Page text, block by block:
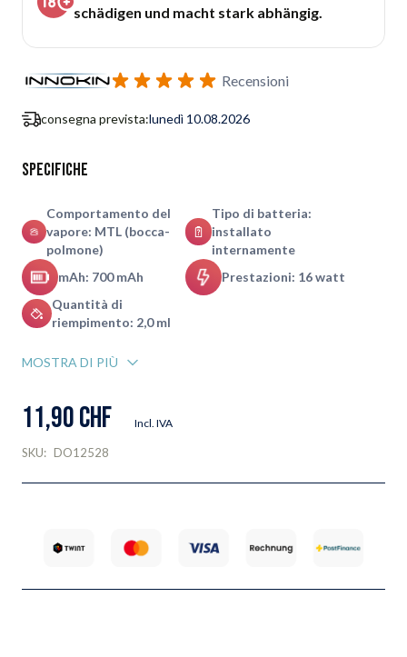
schädigen und macht stark abhängig.
Recensioni
consegna prevista:lunedì 10.08.2026
Specifiche
Comportamento del
vapore: MTL (bocca-
polmone)
Tipo di batteria:
installato
internamente
mAh: 700 mAh
Prestazioni: 16 watt
Quantità di
riempimento: 2,0 ml
MOSTRA DI PIÙ
11,90 CHF Incl. IVA
SKU: DO12528